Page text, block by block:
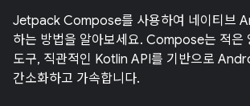
Jetpack Compose를 사용하여 네이티브
하는 방법을 알아보세요. Compose는 적은
도구, 직관적인 Kotlin API를 기반으로
간소화하고 가속합니다.